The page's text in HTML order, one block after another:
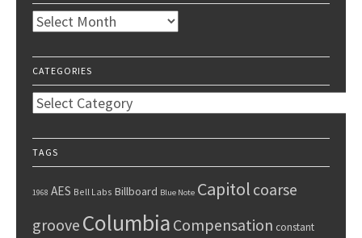
Archives
CATEGORIES
Categories
TAGS
1968 AES Bell Labs Billboard Blue Note Capitol coarse
groove Columbia Compensation constant